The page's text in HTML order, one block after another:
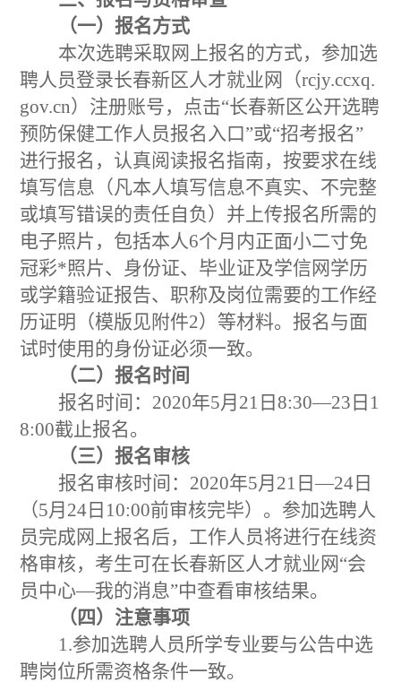
（一）报名方式
本次选聘采取网上报名的方式，参加选
聘人员登录长春新区人才就业网（rcjy.ccxq.
gov.cn）注册账号，点击“长春新区公开选聘
预防保健工作人员报名入口”或“招考报名”
进行报名， 认真阅读报名指南，按要求在线
填写信息（凡本人填写信息不真实、不完整
或填写错误的责任自负）并上传报名所需的
电子照片，包括本人6个月内正面小二寸免
冠彩*照片、身份证、毕业证及学信网学历
或学籍验证报告、职称及岗位需要的工作经
历证明（模版见附件2）等材料。报名与面
试时使用的身份证必须一致。
（二）报名时间
报名时间： 2020年5月 21 日8:30—23 日 1
8:00截止报名。
（三）报名审核
报名审核时间： 2020年5月 21 日—24 日
（5月 24 日 10:00前审核完毕）。参加选聘人
员完成网上报名后，工作人员将进行在线资
格审核，考生可在长春新区人才就业网“会
员中心—我的消息”中查看审核结果。
（四） 注意事项
1.参加选聘人员所学专业要与公告中选
聘岗位所需资格条件一致。